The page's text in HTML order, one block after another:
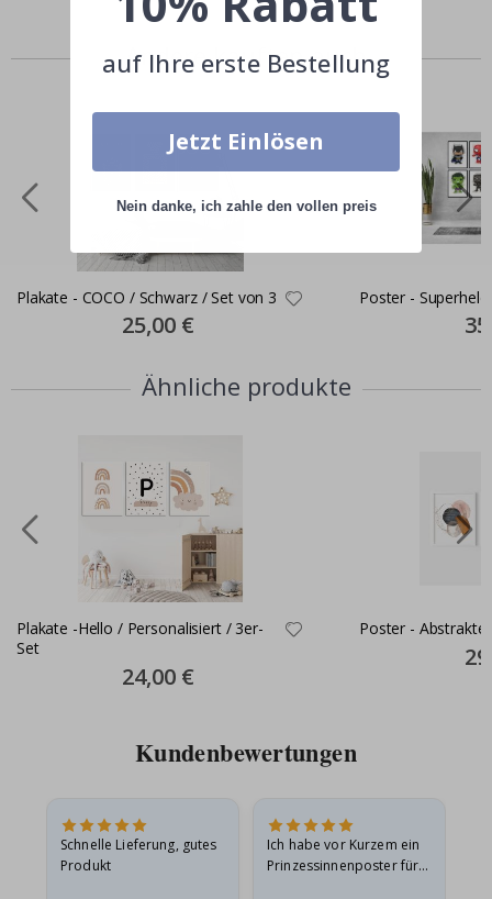
Andere kauften auch
Plakate - COCO / Schwarz / Set von 3
Special
Price
25,00 €
Poster -
Ähnliche produkte
Plakate -Hello / Personalisiert / 3er-
Set
Special
Price
24,00 €
Poster - Abstrakte
Kundenbewertungen
Schnelle Lieferung, gutes
Produkt
Ich habe vor Kurzem ein
Prinzessinnenposter für
auf Ihre erste Bestellung
Jetzt Einlösen
Nein danke, ich zahle den vollen preis